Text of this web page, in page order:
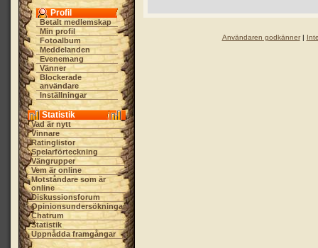
Profil
Betalt medlemskap
Min profil
Fotoalbum
Meddelanden
Evenemang
Vänner
Blockerade
användare
Inställningar
Statistik
Vad är nytt
Vinnare
Ratinglistor
Spelarförteckning
Vängrupper
Vem är online
Motståndare som är
online
Diskussionsforum
Opinionsundersökningar
Chatrum
Statistik
Uppnådda framgångar
Användaren godkänner|